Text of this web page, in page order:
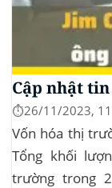
Cập nhật
⏱️26/11/2023,
Vốn hóa thị
Tổng khối
trường trong